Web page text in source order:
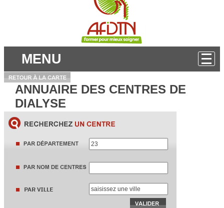
MENU
ANNUAIRE DES CENTRES DE
DIALYSE